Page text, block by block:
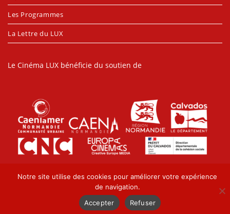
Les Programmes
La Lettre du LUX
Le Cinéma LUX bénéficie du soutien de
Notre site utilise des cookies pour améliorer votre expérience
de navigation.
Accepter
Refuser